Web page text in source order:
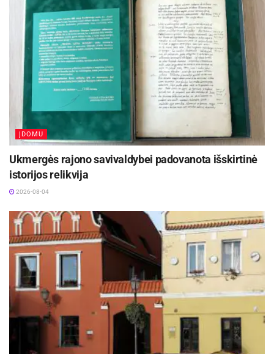
ĮDOMU
Ukmergės rajono savivaldybei padovanota išskirtinė
istorijos relikvija
2026-08-04